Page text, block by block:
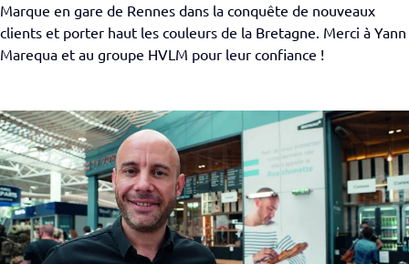
Marque en gare de Rennes dans la conquête de nouveaux
clients et porter haut les couleurs de la Bretagne. Merci à Yann
Marequa et au groupe HVLM pour leur confiance !